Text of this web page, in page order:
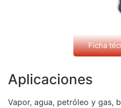
Ficha
Aplicaciones
Vapor, agua, petróleo y gas,